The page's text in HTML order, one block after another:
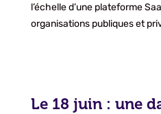
l’échelle d’une plateforme
organisations publiques et
Le 18 juin : une